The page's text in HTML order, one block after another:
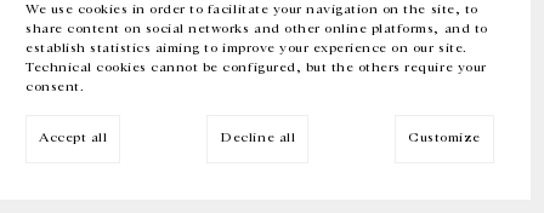
We use cookies in order to facilitate your navigation on the site, to
share content on social networks and other online platforms, and to
establish statistics aiming to improve your experience on our site.
Technical cookies cannot be configured, but the others require your
consent.
Accept all Decline all Customize
EN FR 中文 Facebook Instagram
Inscrivez-vous à notre newsletter